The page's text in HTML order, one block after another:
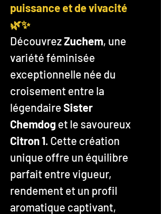
puissance et de vivacité
🌿✨
DécouvrezZuchem, une
variété féminisée
exceptionnelle née du
croisement entre la
légendaireSister
Chemdoget le savoureux
Citron 1. Cette création
unique offre un équilibre
parfait entre vigueur,
rendement et un profil
aromatique captivant,